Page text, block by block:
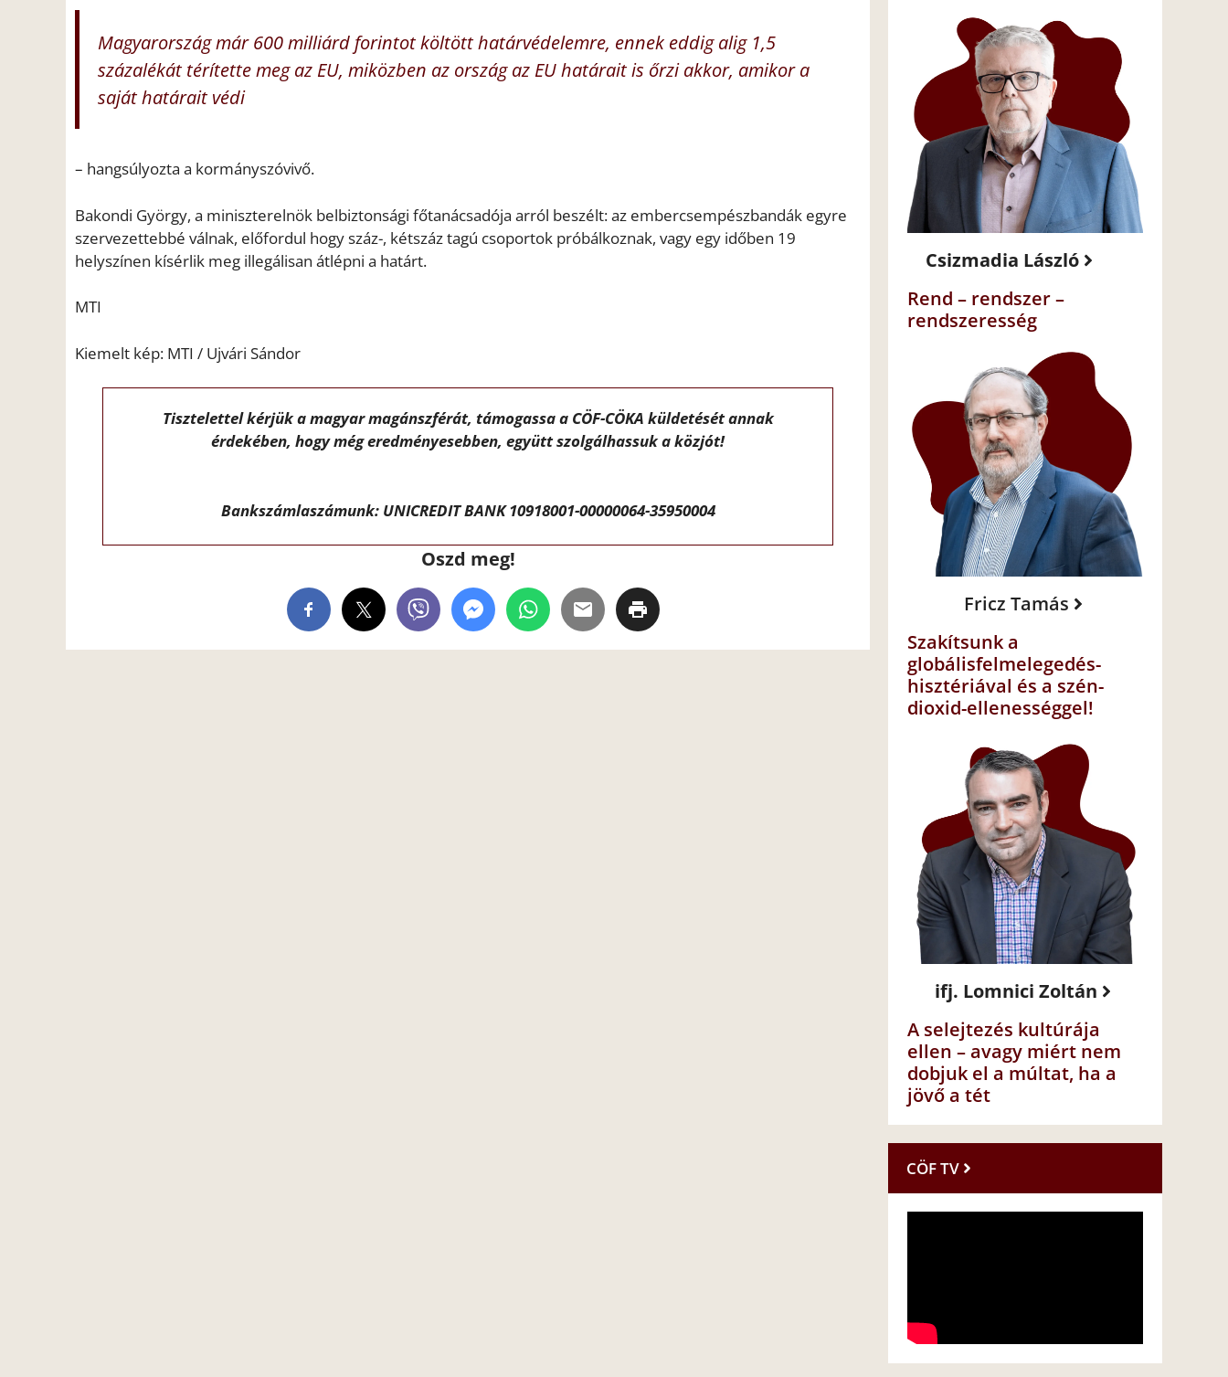
Magyarország már 600 milliárd forintot költött határvédelemre, ennek eddig alig 1,5
százalékát térítette meg az EU, miközben az ország az EU határait is őrzi akkor, amikor a
saját határait védi
– hangsúlyozta a kormányszóvivő.
Bakondi György, a miniszterelnök belbiztonsági főtanácsadója arról beszélt: az embercsempészbandák egyre
szervezettebbé válnak, előfordul hogy száz-, kétszáz tagú csoportok próbálkoznak, vagy egy időben 19
helyszínen kísérlik meg illegálisan átlépni a határt.
MTI
Kiemelt kép: MTI / Ujvári Sándor
Tisztelettel kérjük a magyar magánszférát, támogassa a CÖF-CÖKA küldetését annak
érdekében, hogy még eredményesebben, együtt szolgálhassuk a közjót!
Bankszámlaszámunk: UNICREDIT BANK 10918001-00000064-35950004
Oszd meg!
Csizmadia László
Rend – rendszer –
rendszeresség
Fricz Tamás
Szakítsunk a
globálisfelmelegedés-
hisztériával és a szén-
dioxid-ellenességgel!
ifj. Lomnici Zoltán
A selejtezés kultúrája
ellen – avagy miért nem
dobjuk el a múltat, ha a
jövő a tét
CÖF TV